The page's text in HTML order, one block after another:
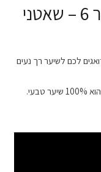
לכם לשיער רך נעים